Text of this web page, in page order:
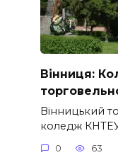
Вінниця:
Вінницький
коледж КНТЕУ:
0 63